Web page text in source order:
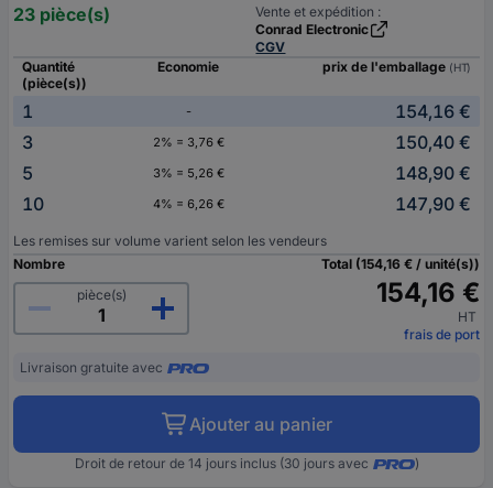
23 pièce(s)
Vente et expédition :
Conrad Electronic
CGV
Quantité
(pièce(s))
Economie prix de l'emballage (HT)
1 -
154,16 €
3
2% = 3,76 €
150,40 €
5
3% = 5,26 €
148,90 €
10
4% = 6,26 € 147,90 €
Les remises sur volume varient selon les vendeurs
Nombre
pièce(s)
Total (154,16 € / unité(s))
154,16 €
HT
frais de port
Livraison gratuite avec
Ajouter au panier
Droit de retour de 14 jours inclus (30 jours avec )